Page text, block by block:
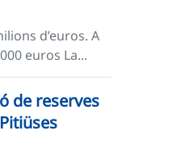
d’euros. A
euros La...
de reserves